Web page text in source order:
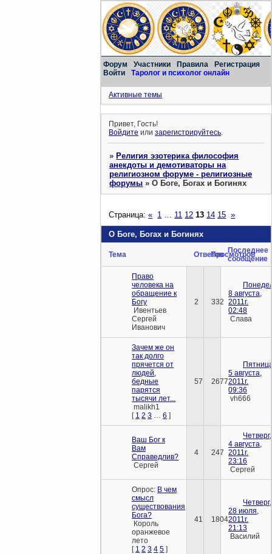
Форум Участники Правила
Регистрация
Войти
Таролог и психолог онлайн
Активные темы
Привет, Гость!
Войдите илизарегистрируйтесь.
»Религия эзотерика философия
анекдоты и демотиваторы на
религиозном форуме - религиозные
форумы »О Боге, Богах и Богинях
О Боге, Богах и Богинях
Страница:« 1 11 12 13 14 15 »
Тема ОтветовПросмотров
Последнее
сообщение
Право
человека на
обращение к
Богу
Ивентьев
Сергей
Иванович
2 332
8 августа,
2011г.
02:48
Слава
Зачем же он
так долго
прячется от
людей,
бедные
парятся
тысячи лет...
malikh1
[ 1 2 3 6 ]
57 2677
5 августа,
2011г.
09:36
vh666
Ваш Бог к
Вам
Справедлив?
Сергей
4 247
Четверг,
4 августа,
2011г.
23:16
Сергей
Опрос: В чем
смысл
существования
Бога?
Король
оранжевое
лето
[ 1 2 3 4 5 ]
41 1804
Четверг,
28 июля,
2011г.
21:13
Василий